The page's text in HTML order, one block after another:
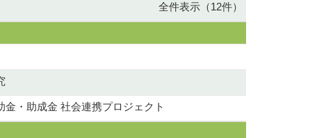
全件表示（12件）
・助成金 社会連携プロジェクト